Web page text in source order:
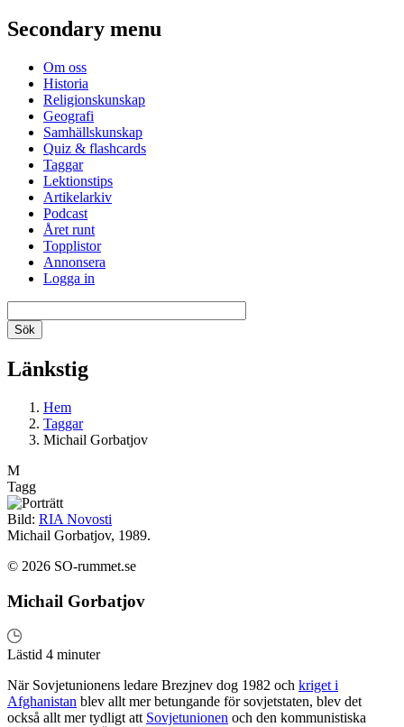
Secondary menu
Om oss
Historia
Religionskunskap
Geografi
Samhällskunskap
Quiz & flashcards
Taggar
Lektionstips
Artikelarkiv
Podcast
Året runt
Topplistor
Annonsera
Logga in
Länkstig
Hem
Taggar
Michail Gorbatjov
M
Tagg
Bild: RIA Novosti
Michail Gorbatjov, 1989.
© 2026 SO-rummet.se
Michail Gorbatjov
Lästid 4 minuter
När Sovjetunionens ledare Brezjnev dog 1982 och kriget i
Afghanistan blev allt mer betungande för sovjetstaten, blev det
också allt mer tydligt att Sovjetunionen och den kommunistiska